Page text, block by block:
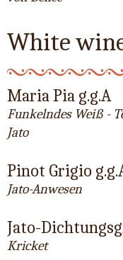
White
Maria Pia g.g.A
Funkelndes Weiß -
Jato
Pinot Grigio
Jato-Anwesen
Jato-
Kricket